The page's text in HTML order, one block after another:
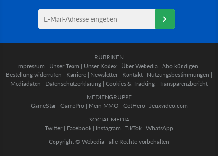
RUBRIKEN
Impressum | Unser Team | Unser Kodex | Über Webedia | Abo kündigen |
Bestellung widerrufen | Karriere | Newsletter | Kontakt | Nutzungsbestimmungen |
Mediadaten | Datenschutzerklärung | Cookies & Tracking | Transparenzbericht
MEDIENGRUPPE
GameStar| GamePro | Mein MMO | GetHero | Jeuxvideo.com
SOCIAL MEDIA
Twitter | Facebook | Instagram | TikTok | WhatsApp
Copyright © Webedia - alle Rechte vorbehalten